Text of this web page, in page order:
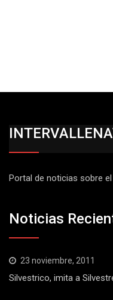
Portal de noticias sobre
Noticias
23 noviembre, 2011
Silvestrico, imita a